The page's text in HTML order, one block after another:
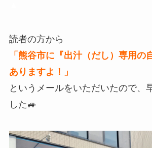
読者の方から
「熊谷市に『出汁（だし）専用の
ありますよ！」
というメールをいただいたので、
した🚙